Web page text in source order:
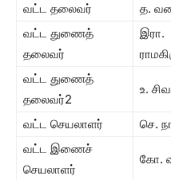
வட்ட தலைவர்
த.
வட்ட துணைத்
தலைவர்
இரா.
வட்ட துணைத்
தலைவர்2
உ.
வட்ட செயலாளர் செ.
வட்ட இணைச்
செயலாளர்
கோ.